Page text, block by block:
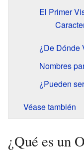
El Primer
¿De Dónde
Nombres
¿Pueden
Véase también
¿Qué es un